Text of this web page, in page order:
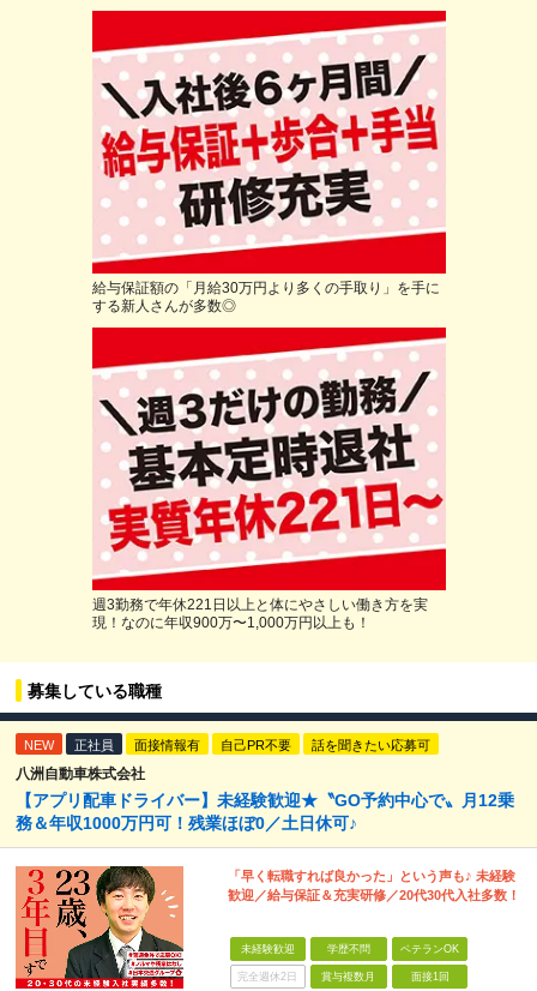
給与保証額の「月給30万円より多くの手取り」を手に
する新人さんが多数◎
週3勤務で年休221日以上と体にやさしい働き方を実
現！なのに年収900万〜1,000万円以上も！
募集している職種
NEW 正社員 面接情報有 自己PR不要 話を聞きたい応募可
八洲自動車株式会社
【アプリ配車ドライバー】未経験歓迎★〝GO予約中心で〟月12乗
務＆年収1000万円可！残業ほぼ0／土日休可♪
「早く転職すれば良かった」という声も♪ 未経験
歓迎／給与保証＆充実研修／20代30代入社多数！
未経験歓迎 学歴不問 ベテランOK
完全週休2日 賞与複数月 面接1回